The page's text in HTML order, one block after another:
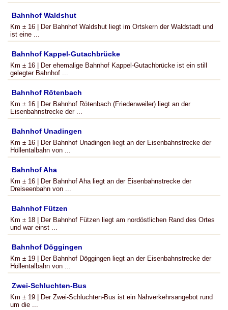
Bahnhof Waldshut
Km ± 16 | Der Bahnhof Waldshut liegt im Ortskern der Waldstadt und
ist eine ...
Bahnhof Kappel-Gutachbrücke
Km ± 16 | Der ehemalige Bahnhof Kappel-Gutachbrücke ist ein still
gelegter Bahnhof ...
Bahnhof Rötenbach
Km ± 16 | Der Bahnhof Rötenbach (Friedenweiler) liegt an der
Eisenbahnstrecke der ...
Bahnhof Unadingen
Km ± 16 | Der Bahnhof Unadingen liegt an der Eisenbahnstrecke der
Höllentalbahn von ...
Bahnhof Aha
Km ± 16 | Der Bahnhof Aha liegt an der Eisenbahnstrecke der
Dreiseenbahn von ...
Bahnhof Fützen
Km ± 18 | Der Bahnhof Fützen liegt am nordöstlichen Rand des Ortes
und war einst ...
Bahnhof Döggingen
Km ± 19 | Der Bahnhof Döggingen liegt an der Eisenbahnstrecke der
Höllentalbahn von ...
Zwei-Schluchten-Bus
Km ± 19 | Der Zwei-Schluchten-Bus ist ein Nahverkehrsangebot rund
um die ...